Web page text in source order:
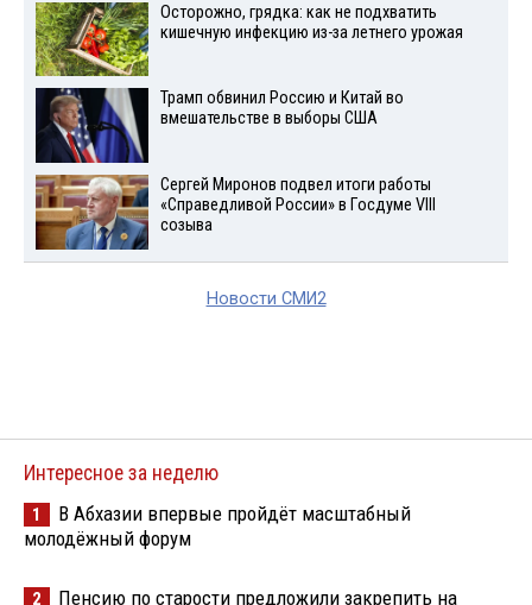
Осторожно, грядка: как не подхватить
кишечную инфекцию из-за летнего урожая
Трамп обвинил Россию и Китай во
вмешательстве в выборы США
Сергей Миронов подвел итоги работы
«Справедливой России» в Госдуме VIII
созыва
Новости СМИ2
Интересное за неделю
1
В Абхазии впервые пройдёт масштабный
молодёжный форум
2
Пенсию по старости предложили закрепить на